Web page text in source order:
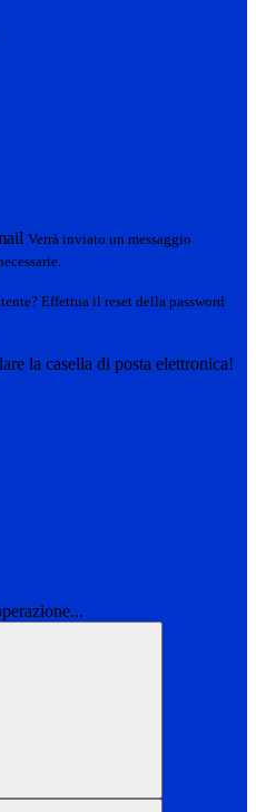
Verrà inviato un messaggio
Effettua il reset della password
la casella di posta elettronica!